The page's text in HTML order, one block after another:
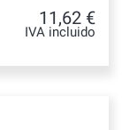
11,62 €
IVA incluido